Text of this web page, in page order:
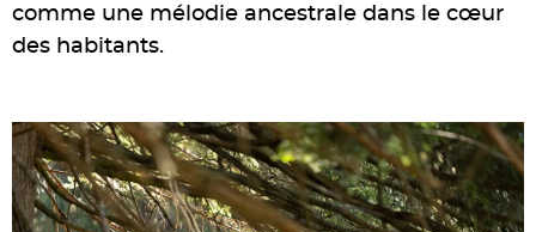
comme une mélodie ancestrale dans le cœur
des habitants.